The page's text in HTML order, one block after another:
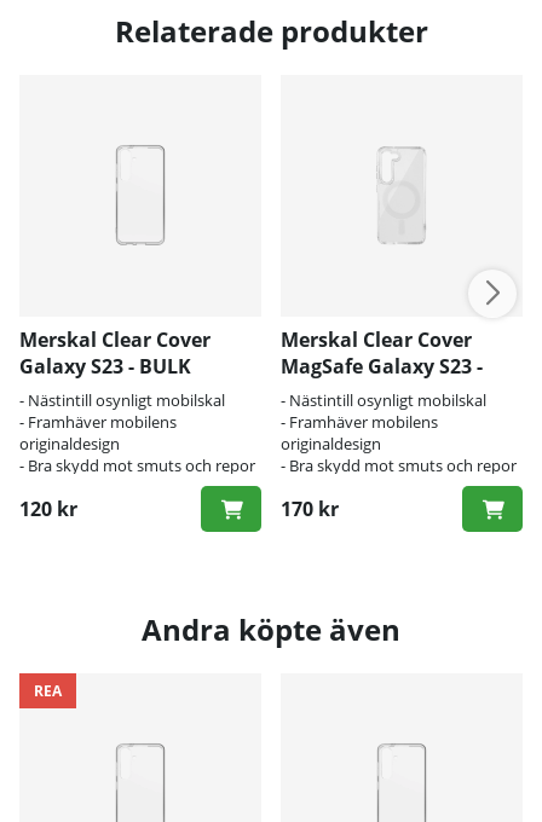
Relaterade produkter
Merskal Clear Cover
Galaxy S23 - BULK
- Nästintill osynligt mobilskal
- Framhäver mobilens
originaldesign
- Bra skydd mot smuts och repor
120 kr
Merskal Clear Cover
MagSafe Galaxy S23 -
BULK
- Nästintill osynligt mobilskal
- Framhäver mobilens
originaldesign
- Bra skydd mot smuts och repor
170 kr
Andra köpte även
REA